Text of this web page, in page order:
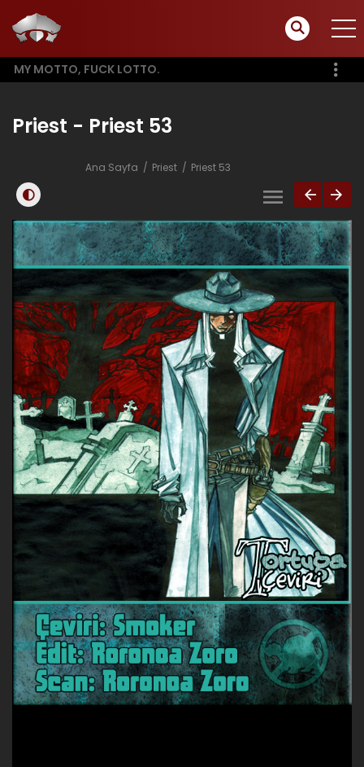
MY MOTTO, FUCK LOTTO.
Priest - Priest 53
Ana Sayfa Priest Priest 53